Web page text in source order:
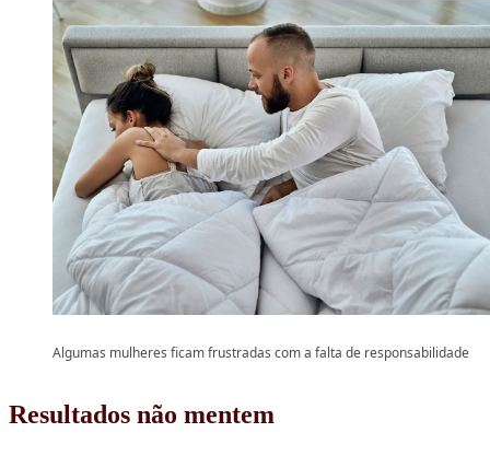
Algumas mulheres ficam frustradas com a falta de responsabilidade
Resultados não mentem